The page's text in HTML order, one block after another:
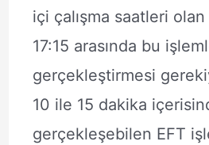
içi çalışma saatleri
17:15 arasında bu
gerçekleştirmesi
10 ile 15 dakika
gerçekleşebilen EFT